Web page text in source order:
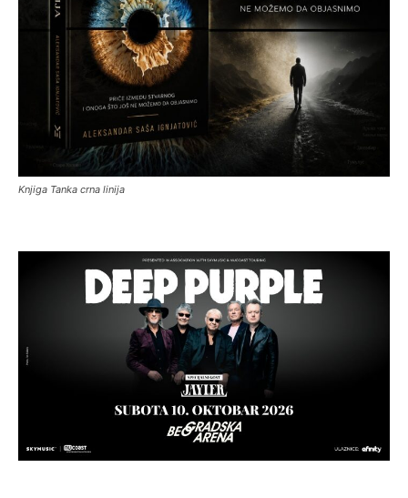
Knjiga Tanka crna linija